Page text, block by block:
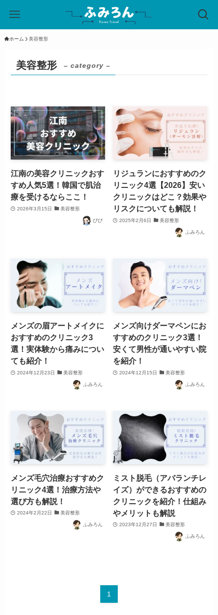
ホーム 美容整形
美容整形 – category –
江南の美容クリニックおす
すめ人気5選！韓国で肌治
療を受けるならここ！
2026年3月15日 美容整形
びび
リジュランにおすすめのク
リニック4選【2026】安い
クリニックはどこ？効果や
リスクについても解説！
2025年2月6日 美容整形
ふみろん
メンズの眉アートメイクに
おすすめのクリニック3
選！実体験から痛みについ
ても紹介！
2024年12月23日 美容整形
ふみろん
メンズ向けダーマペンにお
すすめのクリニック3選！
安くて男性が通いやすい院
を紹介！
2024年12月15日 美容整形
ふみろん
メンズ毛穴治療おすすめク
リニック4選！治療方法や
選び方も解説！
2024年2月22日 美容整形
ふみろん
ミスト脱毛（アバランチレ
イズ）ができるおすすめの
クリニックを紹介！仕組み
やメリットも解説
2023年12月27日 美容整形
ふみろん
1